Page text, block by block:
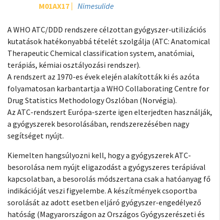
M01AX17 Nimesulide
A WHO ATC/DDD rendszere célzottan gyógyszer-utilizációs
kutatások hatékonyabbá tételét szolgálja (ATC: Anatomical
Therapeutic Chemical classification system, anatómiai,
terápiás, kémiai osztályozási rendszer).
A rendszert az 1970-es évek elején alakították ki és azóta
folyamatosan karbantartja a WHO Collaborating Centre for
Drug Statistics Methodology Oszlóban (Norvégia).
Az ATC-rendszert Európa-szerte igen elterjedten használják,
a gyógyszerek besorolásában, rendszerezésében nagy
segítséget nyújt.
Kiemelten hangsúlyozni kell, hogy a gyógyszerek ATC-
besorolása nem nyújt eligazodást a gyógyszeres terápiával
kapcsolatban, a besorolás módszertana csak a hatóanyag fő
indikációját veszi figyelembe. A készítmények csoportba
sorolását az adott esetben eljáró gyógyszer-engedélyező
hatóság (Magyarországon az Országos Gyógyszerészeti és